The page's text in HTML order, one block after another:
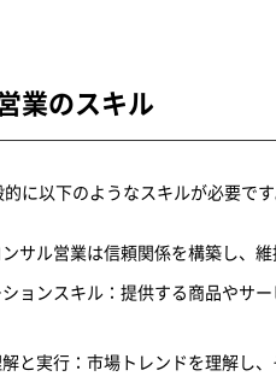
業のスキル
に以下のようなスキルが必要です
サル営業は信頼関係を構築し、
ョンスキル：提供する商品やサ
と実行：市場トレンドを理解し